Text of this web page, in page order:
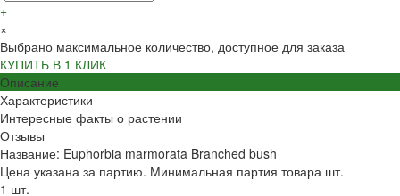
+
×
Выбрано максимальное количество, доступное для заказа
КУПИТЬ В 1 КЛИК
Описание
Характеристики
Интересные факты о растении
Отзывы
Название: Euphorbia marmorata Branched bush
Цена указана за партию. Минимальная партия товара шт.
1 шт.